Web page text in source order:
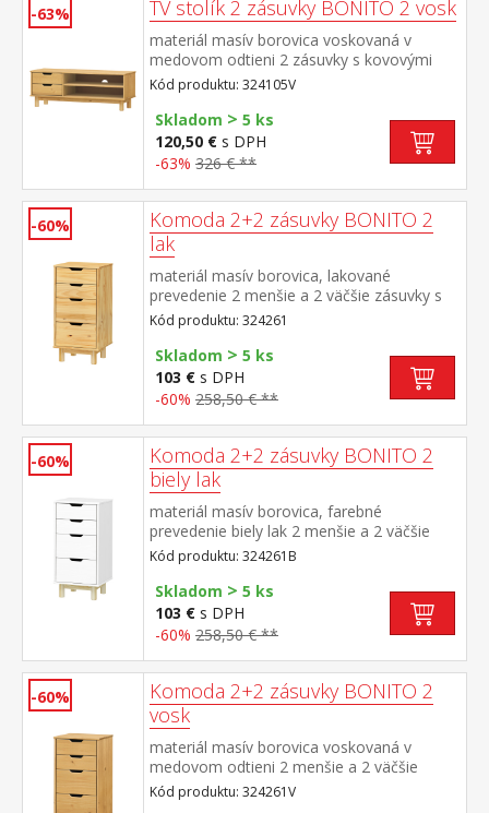
-63% TV stolík 2 zásuvky BONITO 2 vosk
materiál masív borovica voskovaná v
medovom odtieni 2 zásuvky s kovovými
pojazdmi, 1 polica otvor na pretiahnutie
káblov
Kód produktu: 324105V
Skladom > 5 ks
120,50 € s DPH
-63% 326 € **
-60%
Komoda 2+2 zásuvky BONITO 2
lak
materiál masív borovica, lakované
prevedenie 2 menšie a 2 väčšie zásuvky s
kovovými pojazdmi
Kód produktu: 324261
Skladom > 5 ks
103 € s DPH
-60% 258,50 € **
-60%
Komoda 2+2 zásuvky BONITO 2
biely lak
materiál masív borovica, farebné
prevedenie biely lak 2 menšie a 2 väčšie
zásuvky s kovovými pojazdmi
Kód produktu: 324261B
Skladom > 5 ks
103 € s DPH
-60% 258,50 € **
-60%
Komoda 2+2 zásuvky BONITO 2
vosk
materiál masív borovica voskovaná v
medovom odtieni 2 menšie a 2 väčšie
zásuvky s kovovými pojazdmi
Kód produktu: 324261V